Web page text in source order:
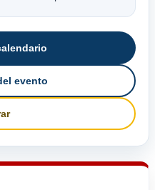
evento